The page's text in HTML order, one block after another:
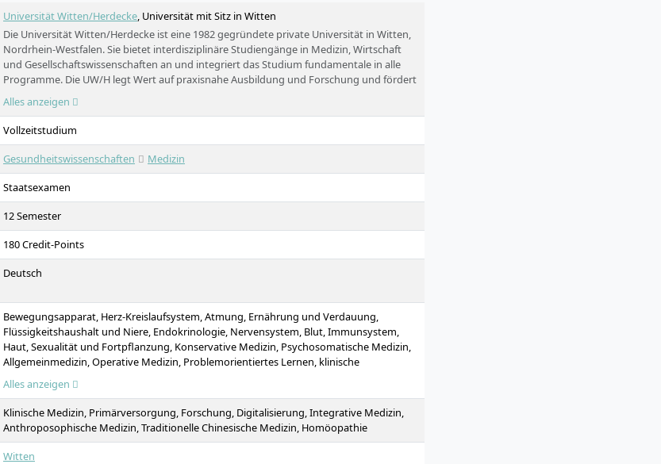
Universität Witten/Herdecke, Universität mit Sitz in Witten
Die Universität Witten/Herdecke ist eine 1982 gegründete private Universität in Witten,
Nordrhein-Westfalen. Sie bietet interdisziplinäre Studiengänge in Medizin, Wirtschaft
und Gesellschaftswissenschaften an und integriert das Studium fundamentale in alle
Programme. Die UW/H legt Wert auf praxisnahe Ausbildung und Forschung und fördert
durch ihr Modell der umgekehrten Generationenverträge (UGV) Chancengleichheit. Mit
etwa 3000 Studierenden bietet sie eine persönliche Lernatmosphäre.
Alles anzeigen
Vollzeitstudium
Gesundheitswissenschaften
Medizin
Staatsexamen
12 Semester
180 Credit-Points
Deutsch
Bewegungsapparat, Herz-Kreislaufsystem, Atmung, Ernährung und Verdauung,
Flüssigkeitshaushalt und Niere, Endokrinologie, Nervensystem, Blut, Immunsystem,
Haut, Sexualität und Fortpflanzung, Konservative Medizin, Psychosomatische Medizin,
Allgemeinmedizin, Operative Medizin, Problemorientiertes Lernen, klinische
Untersuchungskurse, Blockpraktika, Praktisches Jahr, Forschung, Digitalisierung,
Integrative Medizin, Kommunikation, Ethik, Gesundheitsökonomie
Alles anzeigen
Klinische Medizin, Primärversorgung, Forschung, Digitalisierung, Integrative Medizin,
Anthroposophische Medizin, Traditionelle Chinesische Medizin, Homöopathie
Witten